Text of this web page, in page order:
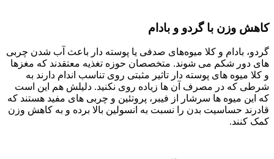
کاهش وزن با گردو و بادام
گردو، بادام و کلا میوه‌های صدفی یا پوسته دار باعث آب شدن چربی
‌های دور شکم می‌ شوند. متخصصان حوزه تغذیه معتقدند که مغزها
و کلا میوه‌ های پوسته دار تاثیر مثبتی روی تناسب اندام دارند به
شرطی که در مصرف آن‌ ها زیاده ‌روی نکنید. دلیلش هم این است
که این میوه‌ ها سرشار از فیبر، پروتئین و چربی‌ های مفید هستند که
قادرند حساسیت بدن را نسبت به انسولین بالا برده و به کاهش وزن
کمک کنند.